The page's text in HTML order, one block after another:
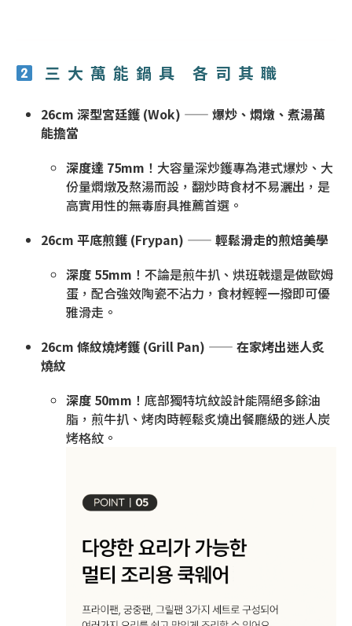
三大萬能鍋具 各司其職
26cm 深型宮廷鑊 (Wok) —— 爆炒、燜燉、煮湯萬
能擔當
深度達 75mm ！大容量深炒鑊專為港式爆炒、大
份量燜燉及熬湯而設，翻炒時食材不易灑出，是
高實用性的無毒廚具推薦首選。
26cm 平底煎鑊 (Frypan) —— 輕鬆滑走的煎焙美學
深度 55mm ！不論是煎牛扒、烘班戟還是做歐姆
蛋，配合強效陶瓷不沾力，食材輕輕一撥即可優
雅滑走。
26cm 條紋燒烤鑊 (Grill Pan) —— 在家烤出迷人炙
燒紋
深度 50mm ！底部獨特坑紋設計能隔絕多餘油
脂，煎牛扒、烤肉時輕鬆炙燒出餐廳級的迷人炭
烤格紋。